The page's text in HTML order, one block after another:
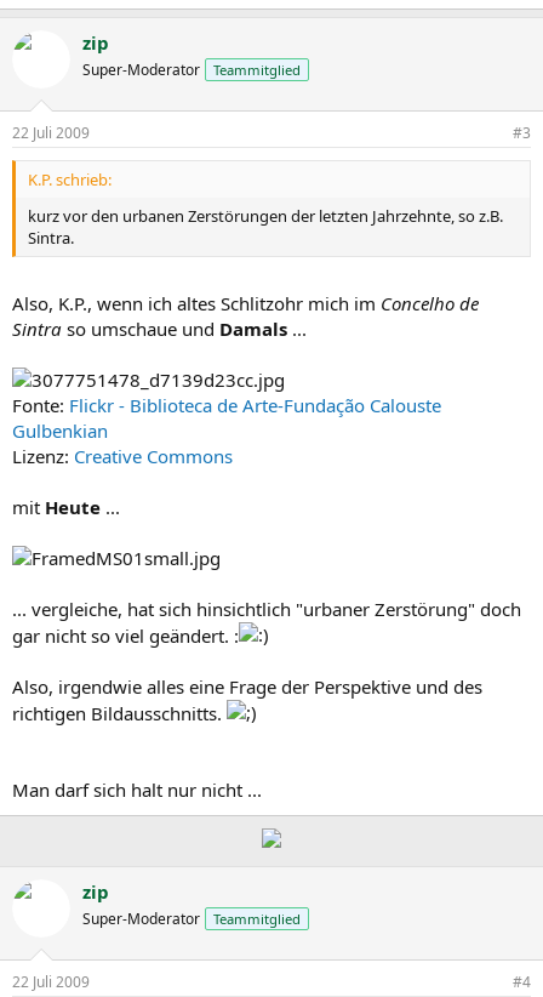
zip
Super-Moderator Teammitglied
22 Juli 2009 #3
K.P. schrieb:
kurz vor den urbanen Zerstörungen der letzten Jahrzehnte, so z.B.
Sintra.
Also, K.P., wenn ich altes Schlitzohr mich im Concelho de
Sintra so umschaue und Damals ...
Fonte: Flickr - Biblioteca de Arte-Fundação Calouste
Gulbenkian
Lizenz: Creative Commons
mit Heute ...
... vergleiche, hat sich hinsichtlich "urbaner Zerstörung" doch
gar nicht so viel geändert. :
Also, irgendwie alles eine Frage der Perspektive und des
richtigen Bildausschnitts.
Man darf sich halt nur nicht ...
zip
Super-Moderator Teammitglied
22 Juli 2009 #4